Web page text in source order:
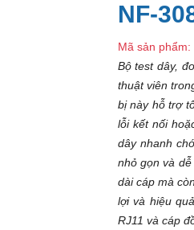
NF-
Mã sản phẩm:
Bộ test dây,
thuật viên
bị này hỗ trợ
lỗi kết nối
dây nhanh
nhỏ gọn và
dài cáp mà
lợi và hiệu
RJ11 và cáp